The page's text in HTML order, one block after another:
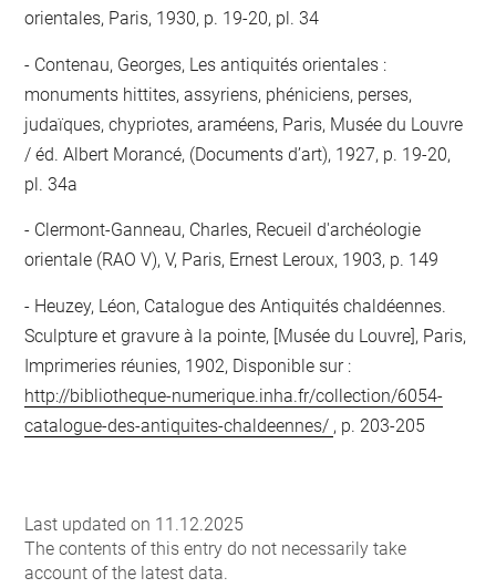
orientales, Paris, 1930, p. 19-20, pl. 34
Contenau, Georges, Les antiquités orientales :
monuments hittites, assyriens, phéniciens, perses,
judaïques, chypriotes, araméens, Paris, Musée du Louvre
/ éd. Albert Morancé, (Documents d’art), 1927, p. 19-20,
pl. 34a
Clermont-Ganneau, Charles, Recueil d'archéologie
orientale (RAO V), V, Paris, Ernest Leroux, 1903, p. 149
Heuzey, Léon, Catalogue des Antiquités chaldéennes.
Sculpture et gravure à la pointe, [Musée du Louvre], Paris,
Imprimeries réunies, 1902, Disponible sur :
http://bibliotheque-numerique.inha.fr/collection/6054-
catalogue-des-antiquites-chaldeennes/ , p. 203-205
Last updated on 11.12.2025
The contents of this entry do not necessarily take
account of the latest data.